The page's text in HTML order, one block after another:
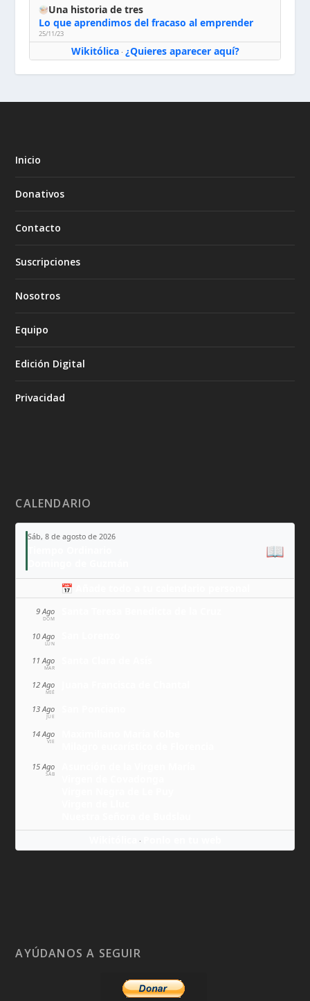
Una historia de tres
Lo que aprendimos del fracaso al emprender
25/11/23
Wikitólica· ¿Quieres aparecer aquí?
Inicio
Donativos
Contacto
Suscripciones
Nosotros
Equipo
Edición Digital
Privacidad
CALENDARIO
Sáb, 8 de agosto de 2026
📖
📅 Añade todo a tu calendario personal
9 Ago
DOM
10 Ago
LUN
11 Ago
MAR
12 Ago
MIÉ
13 Ago
JUE
14 Ago
VIE
15 Ago
SÁB
·
AYÚDANOS A SEGUIR